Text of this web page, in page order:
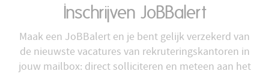
Inschrijven JoBBalert
Maak een JoBBalert en je bent gelijk verzekerd van
de nieuwste vacatures van rekruteringskantoren in
jouw mailbox: direct solliciteren en meteen aan het